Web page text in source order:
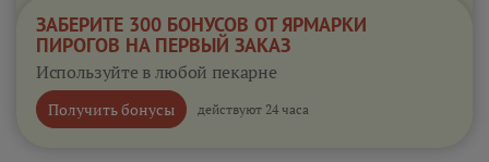
ЗАБЕРИТЕ 300 БОНУСОВ ОТ ЯРМАРКИ
ПИРОГОВ НА ПЕРВЫЙ ЗАКАЗ
Используйте в любой пекарне
Получить бонусы действуют 24 часа